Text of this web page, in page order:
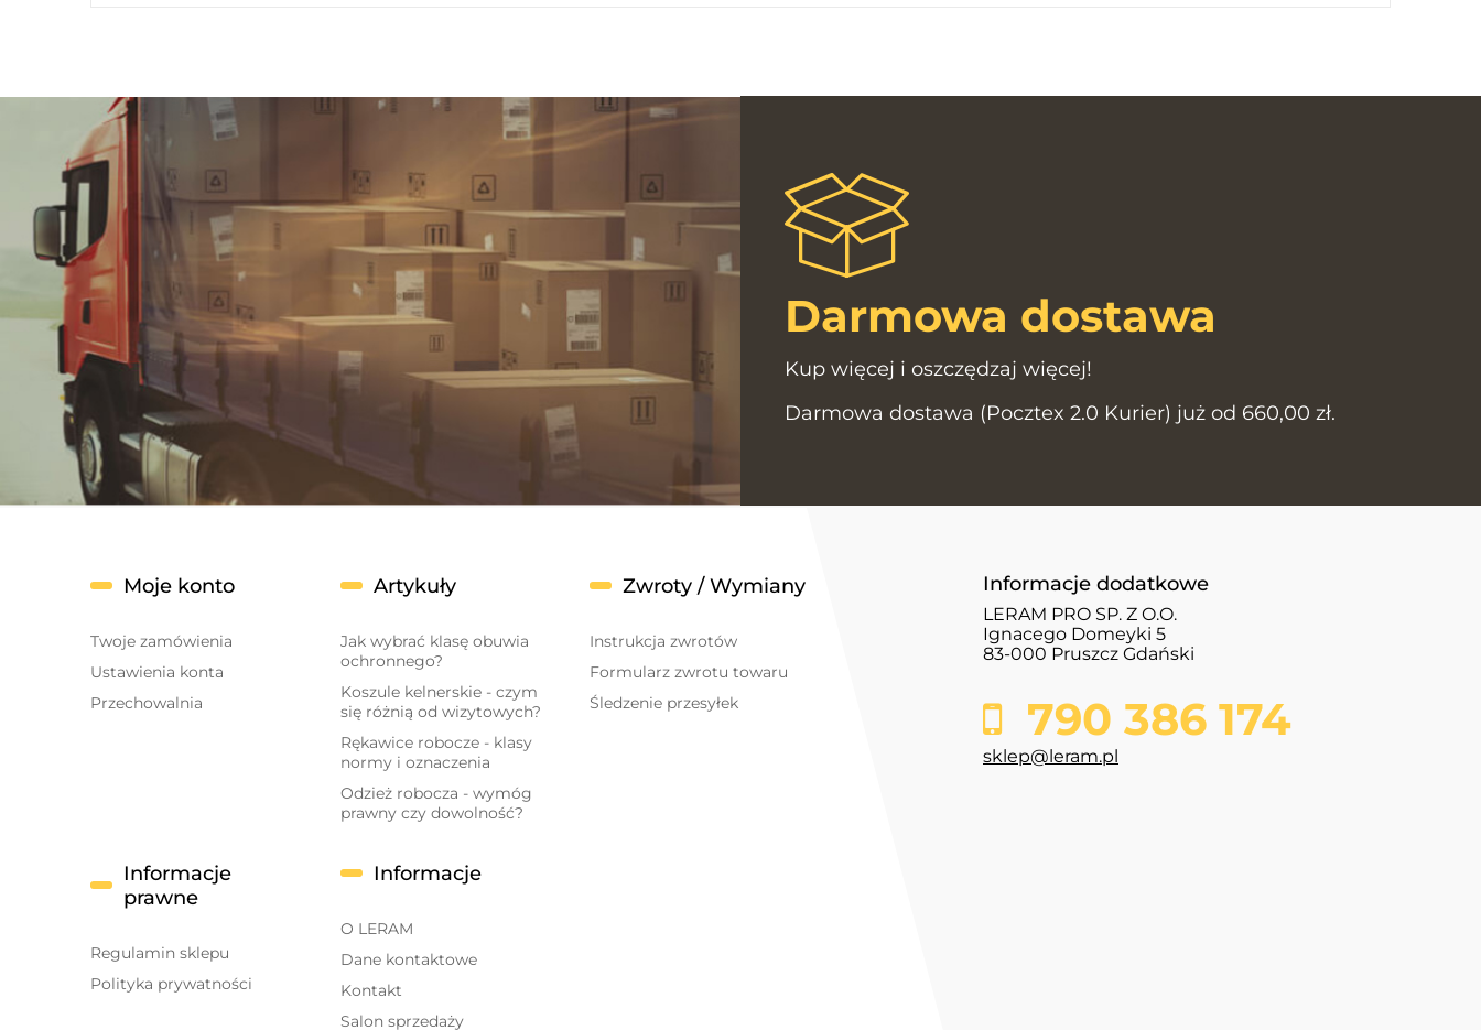
Darmowa dostawa
Kup więcej i oszczędzaj więcej!
Darmowa dostawa (Pocztex 2.0 Kurier) już od 660,00 zł.
Informacje dodatkowe
LERAM PRO SP. Z O.O.
Ignacego Domeyki 5
83-000 Pruszcz Gdański
790 386 174
sklep@leram.pl
Moje konto
Twoje zamówienia
Ustawienia konta
Przechowalnia
Artykuły
Jak wybrać klasę obuwia
ochronnego?
Koszule kelnerskie - czym
się różnią od wizytowych?
Rękawice robocze - klasy
normy i oznaczenia
Odzież robocza - wymóg
prawny czy dowolność?
Zwroty / Wymiany
Instrukcja zwrotów
Formularz zwrotu towaru
Śledzenie przesyłek
Informacje
prawne
Regulamin sklepu
Polityka prywatności
Informacje
O LERAM
Dane kontaktowe
Kontakt
Salon sprzedaży